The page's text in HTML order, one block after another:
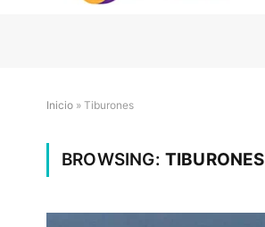
Inicio » Tiburones
BROWSING: TIBURONES